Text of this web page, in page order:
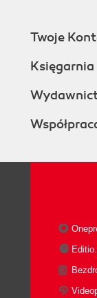
Twoje
Księgarnia